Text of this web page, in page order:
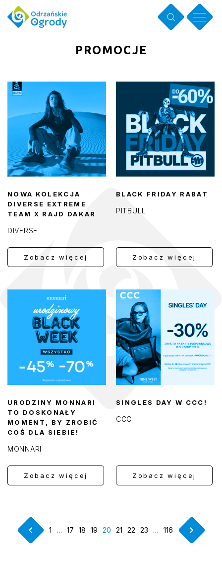
PROMOCJE
NOWA KOLEKCJA
DIVERSE EXTREME
TEAM X RAJD DAKAR
DIVERSE
Zobacz więcej
BLACK FRIDAY RABAT
PITBULL
Zobacz więcej
URODZINY MONNARI
TO DOSKONAŁY
MOMENT, BY ZROBIĆ
COŚ DLA SIEBIE!
MONNARI
Zobacz więcej
SINGLES DAY W CCC!
CCC
Zobacz więcej
Poprzedni
1
… 17 18 19
20
21 22 23 …
116
Następny